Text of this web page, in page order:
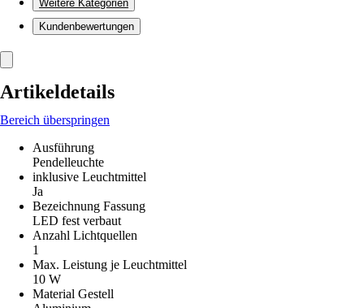
Weitere Kategorien
Kundenbewertungen
Artikeldetails
Bereich überspringen
Ausführung
Pendelleuchte
inklusive Leuchtmittel
Ja
Bezeichnung Fassung
LED fest verbaut
Anzahl Lichtquellen
1
Max. Leistung je Leuchtmittel
10 W
Material Gestell